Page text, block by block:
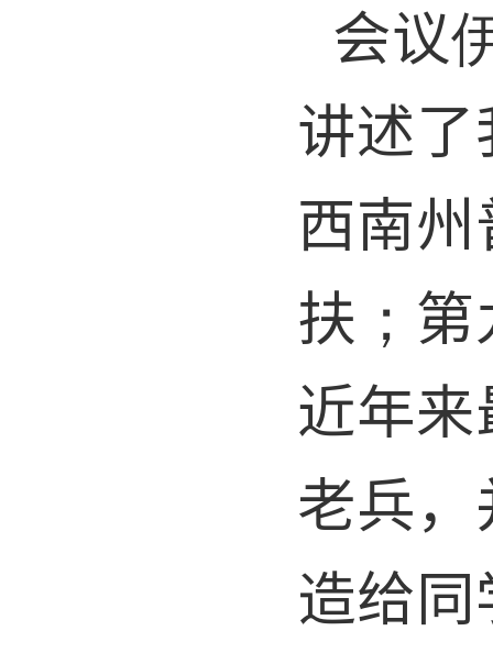
会议
讲述
西南
扶；第
近年
老兵
造给